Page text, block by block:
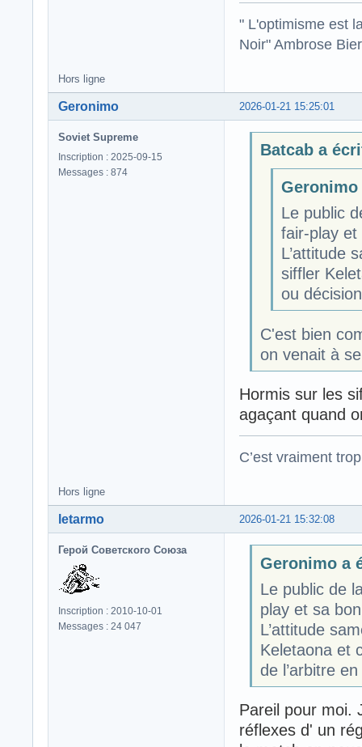
" L'optimisme est
Noir" Ambrose
Hors ligne
2026-01-21 15:25:01
Geronimo
Soviet Supreme
Inscription : 2025-09-15
Messages : 874
Batcab a
Le public
fair-play et
L’attitude
siffler
ou
C'est bien
on venait à
Hormis sur les
agaçant quand
C’est vraiment
Hors ligne
2026-01-21 15:32:08
letarmo
Герой Советского Союза
Inscription : 2010-10-01
Messages : 24 047
Geronimo a
Le public de
play et sa
L’attitude
Keletaona et
de l’arbitre
Pareil pour moi.
réflexes d' un